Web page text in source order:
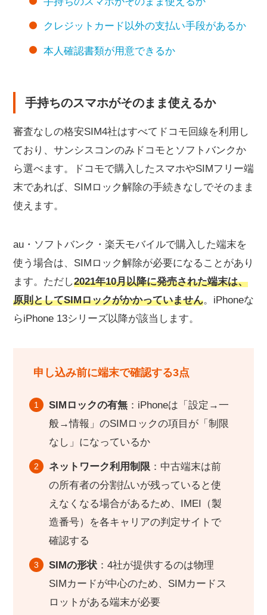
クレジットカード以外の支払い手段があるか
本人確認書類が用意できるか
手持ちのスマホがそのまま使えるか
審査なしの格安SIM4社はすべてドコモ回線を利用し
ており、サンシスコンのみドコモとソフトバンクか
ら選べます。ドコモで購入したスマホやSIMフリー端
末であれば、SIMロック解除の手続きなしでそのまま
使えます。
au・ソフトバンク・楽天モバイルで購入した端末を
使う場合は、SIMロック解除が必要になることがあり
ます。ただし2021年10月以降に発売された端末は、
原則としてSIMロックがかかっていません。iPhoneな
らiPhone 13シリーズ以降が該当します。
申し込み前に端末で確認する3点
SIMロックの有無：iPhoneは「設定→一
般→情報」のSIMロックの項目が「制限
なし」になっているか
ネットワーク利用制限：中古端末は前
の所有者の分割払いが残っていると使
えなくなる場合があるため、IMEI（製
造番号）を各キャリアの判定サイトで
確認する
SIMの形状：4社が提供するのは物理
SIMカードが中心のため、SIMカードス
ロットがある端末が必要